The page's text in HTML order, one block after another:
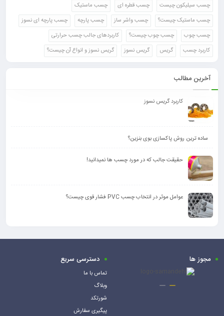
چسب سیلیکون چیست
چسب قطره ای
چسب ماستیک
چسب ماستیک چیست؟
چسب واشر ساز چسب پارچه
چسب پارچه ای نسوز
چسب چوب
چسب چوب چیست؟
کاربردهای جالب چسب حرارتی
کاربرد چسب
گریس گریس نسوز گریس نسوز و انواع آن چیست؟
آخرین مطالب
کاربرد گریس نسوز
ساده ترین روش پاکسازی بوی بنزین؟
حقیقت جالب که در مورد چسب ها نمیدانید!
عوامل موثر در انتخاب چسب PVC فشار قوی چیست؟
مجوز ها دسترسی سریع
تماس با ما
وبلاگ
شورتکد
پیگیری سفارش